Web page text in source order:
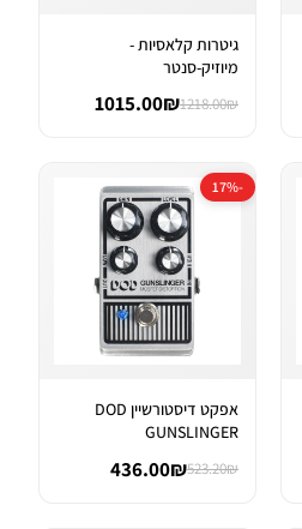
גיטרות קלאסיות -
מיוזיק-סנטר
1218.00₪
1015.00₪
-17%
אפקט דיסטורשיין DOD
GUNSLINGER
523.20₪
436.00₪